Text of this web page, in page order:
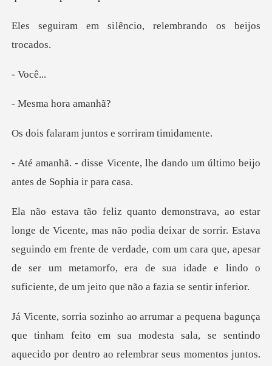
lêncio, relembrando
ocê
a hora
juntos e sorri
e, lhe dando um último beijo
r de sorrir. Estava
seguindo em frente de verdade, com um cara que, apesar
de ser um metamo
se sentindo
aquecido por dentro ao relembrar seus momentos juntos.